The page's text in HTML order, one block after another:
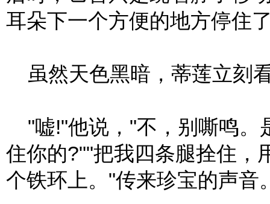
耳朵下一个方便的地方停住
虽然天色黑暗，蒂莲立刻
"嘘!"他说，"不，别嘶鸣。
住你的?""把我四条腿拴住，
个铁环上。"传来珍宝的声音